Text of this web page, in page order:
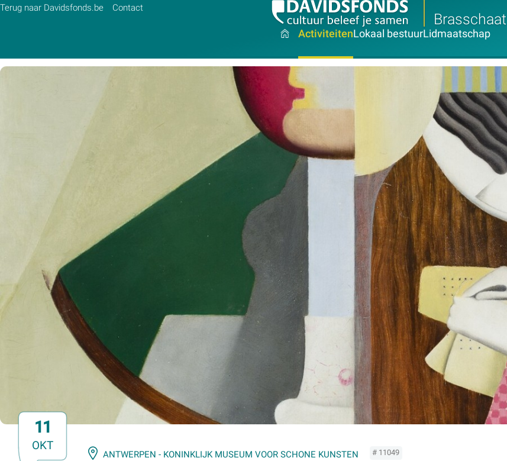
Terug naar Davidsfonds.be Contact
Brasschaat
ActiviteitenLokaal bestuurLidmaatschap
11
OKT
ANTWERPEN - KONINKLIJK MUSEUM VOOR SCHONE KUNSTEN # 11049